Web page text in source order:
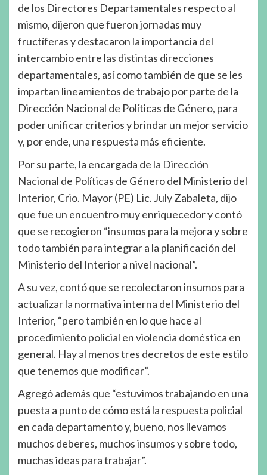
de los Directores Departamentales respecto al
mismo, dijeron que fueron jornadas muy
fructíferas y destacaron la importancia del
intercambio entre las distintas direcciones
departamentales, así como también de que se les
impartan lineamientos de trabajo por parte de la
Dirección Nacional de Políticas de Género, para
poder unificar criterios y brindar un mejor servicio
y, por ende, una respuesta más eficiente.
Por su parte, la encargada de la Dirección
Nacional de Políticas de Género del Ministerio del
Interior, Crio. Mayor (PE) Lic. July Zabaleta, dijo
que fue un encuentro muy enriquecedor y contó
que se recogieron “insumos para la mejora y sobre
todo también para integrar a la planificación del
Ministerio del Interior a nivel nacional”.
A su vez, contó que se recolectaron insumos para
actualizar la normativa interna del Ministerio del
Interior, “pero también en lo que hace al
procedimiento policial en violencia doméstica en
general. Hay al menos tres decretos de este estilo
que tenemos que modificar”.
Agregó además que “estuvimos trabajando en una
puesta a punto de cómo está la respuesta policial
en cada departamento y, bueno, nos llevamos
muchos deberes, muchos insumos y sobre todo,
muchas ideas para trabajar”.